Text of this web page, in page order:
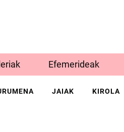
Efemerideak
JAIAK KIROLA